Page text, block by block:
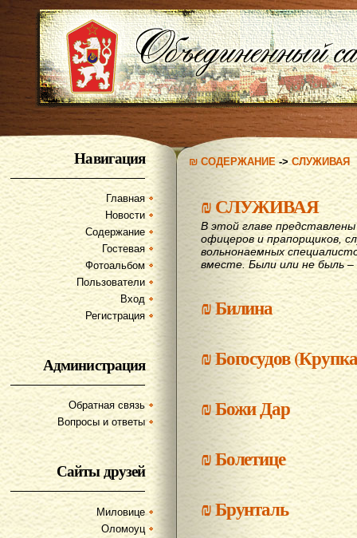
Навигация
Главная
Новости
Содержание
Гостевая
Фотоальбом
Пользователи
Вход
Регистрация
Администрация
Обратная связь
Вопросы и ответы
Сайты друзей
Миловице
Оломоуц
₪ СОДЕРЖАНИЕ->СЛУЖИВАЯ
₪СЛУЖИВАЯ
В этой главе
офицеров и прапорщиков,
вольнонаемных
вместе. Были или не быль –
₪Билина
₪Богосудов
₪Божи Дар
₪Болетице
₪Брунталь